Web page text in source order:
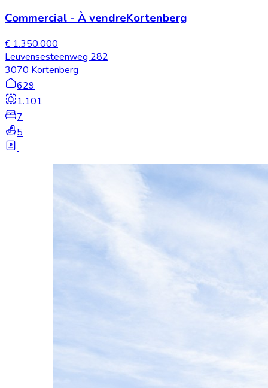
Commercial - À vendreKortenberg
€ 1.350.000
Leuvensesteenweg 282
3070 Kortenberg
629
1.101
7
5